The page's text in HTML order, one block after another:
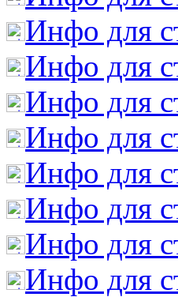
Инфо для
Инфо для
Инфо для
Инфо для
Инфо для
Инфо для
Инфо для
Инфо для